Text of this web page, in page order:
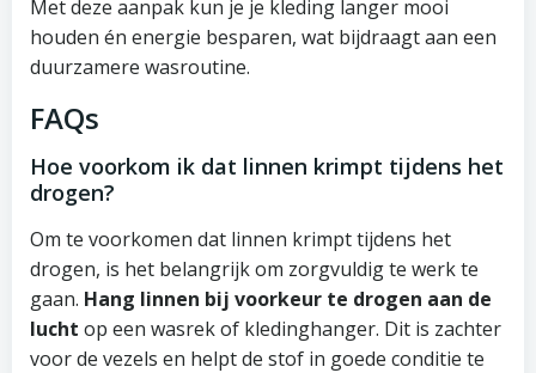
Met deze aanpak kun je je kleding langer mooi
houden én energie besparen, wat bijdraagt aan een
duurzamere wasroutine.
FAQs
Hoe voorkom ik dat linnen krimpt tijdens het
drogen?
Om te voorkomen dat linnen krimpt tijdens het
drogen, is het belangrijk om zorgvuldig te werk te
gaan. Hang linnen bij voorkeur te drogen aan de
lucht op een wasrek of kledinghanger. Dit is zachter
voor de vezels en helpt de stof in goede conditie te